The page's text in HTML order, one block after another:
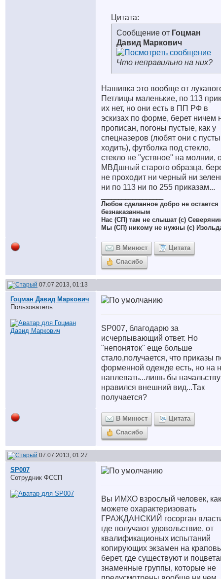
Цитата:
Сообщение от Гоцман
Давид Маркович
Что неправильно на них?
Нашивка это вообще от
Петлицы маленькие, по 113
их нет, но они есть в ПП РФ в
эскизах по форме, берет ничем
прописан, погоны пустые, как у
спецназеров (любят они с
ходить), футболка под стекло,
стекло не "уствное" на молнии,
МВДшный старого образца,
не проходит ни черный ни
ни по 113 ни по 255 приказам...
Любое сделанное добро не остается
безнаказанным
Нас (СП) там не слышат (с)
Мы (СП) никому не нужны (с)
В Минюст
Цитата
Спасибо
07.07.2013, 01:13
Гоцман Давид Маркович
Пользователь
SP007, благодарю за
исчерпывающий ответ. Но
"непоняток" еще больше
стало,получается, что приказы
форменной одежде есть, но на
наплевать...лишь бы начальству
нравился внешний вид...Так
получается?
В Минюст
Цитата
Спасибо
07.07.2013, 01:27
SP007
Сотрудник ФССП
Вы ИМХО взрослый человек,
можете охарактеризовать
ГРАЖДАНСКИЙ госорган
где получают удовольствие, от
квалификационых испытаний
копирующих экзамен на
берет, где существуют и
знаменные группы, которые не